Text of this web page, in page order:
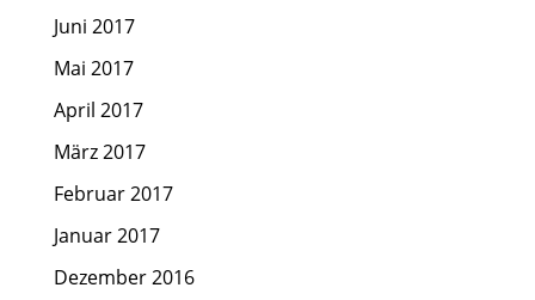
Juni 2017
Mai 2017
April 2017
März 2017
Februar 2017
Januar 2017
Dezember 2016